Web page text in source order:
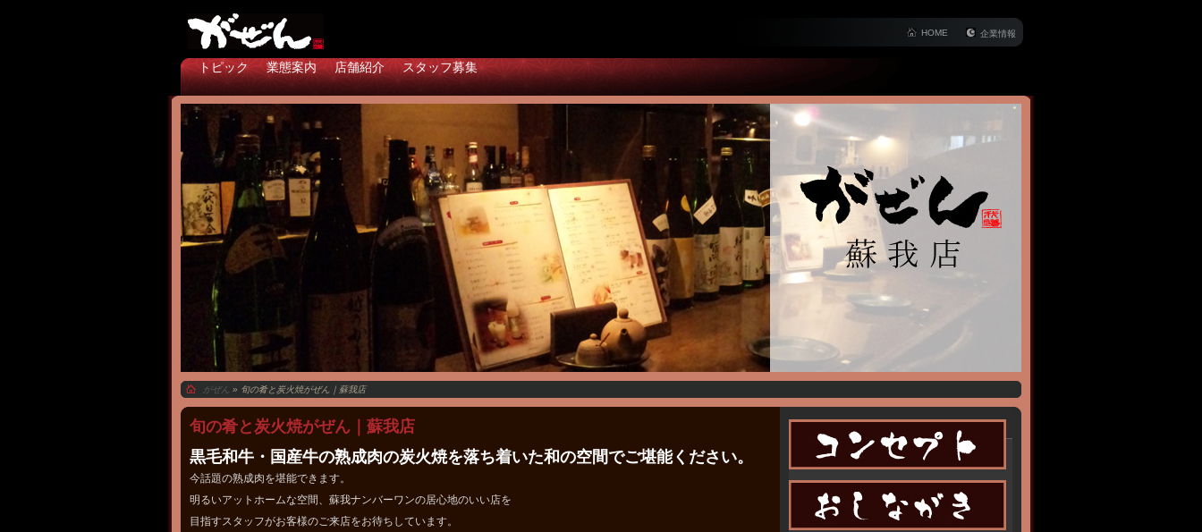
HOME 企業情報
トピック 業態案内 店舗紹介 スタッフ募集
がぜん » 旬の肴と炭火焼がぜん｜蘇我店
旬の肴と炭火焼がぜん｜蘇我店
黒毛和牛・国産牛の熟成肉の炭火焼を落ち着いた和の空間でご堪能ください。
今話題の熟成肉を堪能できます。
明るいアットホームな空間、蘇我ナンバーワンの居心地のいい店を
目指すスタッフがお客様のご来店をお待ちしています。